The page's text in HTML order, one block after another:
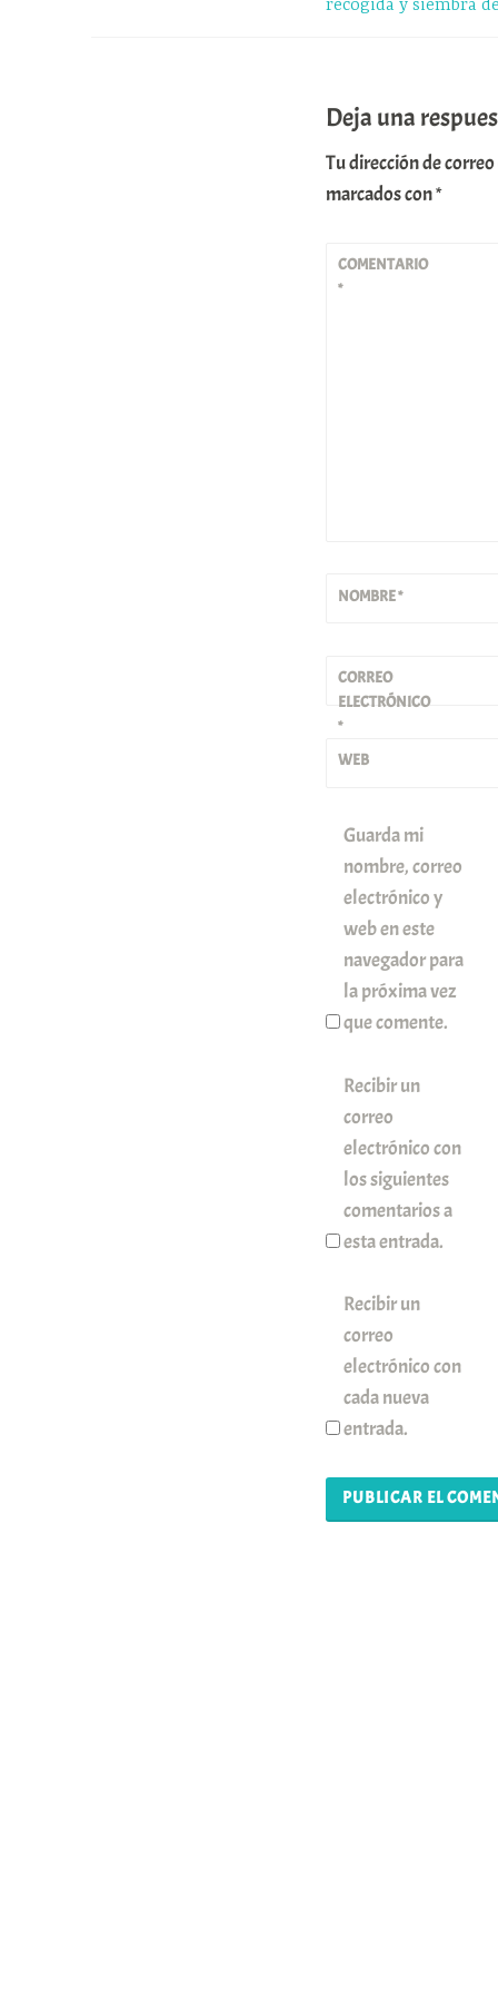
p
a
r
r
recogida y siembra
Deja una
Tu dirección de
marcados con*
COMENTARIO
*
NOMBRE*
CORREO
ELECTRÓNICO
*
WEB
Guarda mi
nombre, correo
electrónico y
web en este
navegador para
la próxima vez
que comente.
Recibir un
correo
electrónico con
los siguientes
comentarios a
esta entrada.
Recibir un
correo
electrónico con
cada nueva
entrada.